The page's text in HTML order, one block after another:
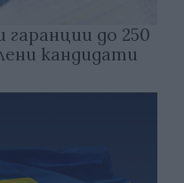
до 250
кандидати